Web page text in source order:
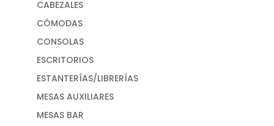
CABEZALES
CÓMODAS
CONSOLAS
ESCRITORIOS
ESTANTERÍAS/LIBRERÍAS
MESAS AUXILIARES
MESAS BAR